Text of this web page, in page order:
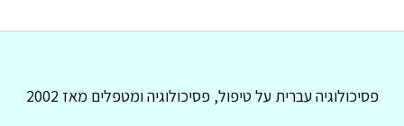
פסיכולוגיה עברית על טיפול, פסיכולוגיה ומטפלים מאז 2002